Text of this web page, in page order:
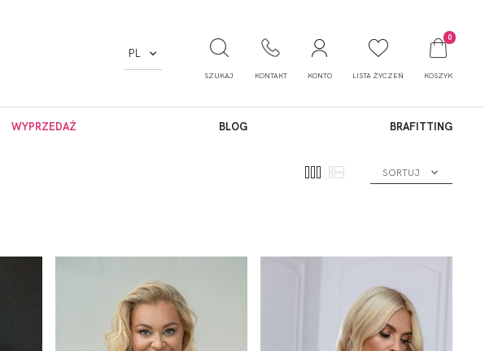
PL
SZUKAJ KONTAKT KONTO LISTA ŻYCZEŃ
0
KOSZYK
WYPRZEDAŻ BLOG BRAFITTING
SORTUJ